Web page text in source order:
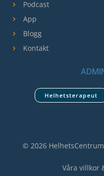
Podcast
App
Blogg
Kontakt
Helhetsterapeut
© 2026
Våra villkor